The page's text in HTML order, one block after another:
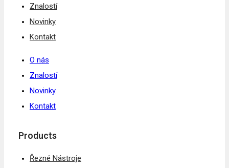
Znalostí
Novinky
Kontakt
O nás
Znalostí
Novinky
Kontakt
Products
Řezné Nástroje